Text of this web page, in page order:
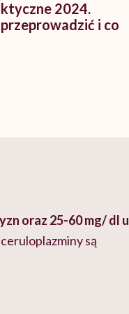
2024.
i co
oraz 25-60 mg/ dl u
są